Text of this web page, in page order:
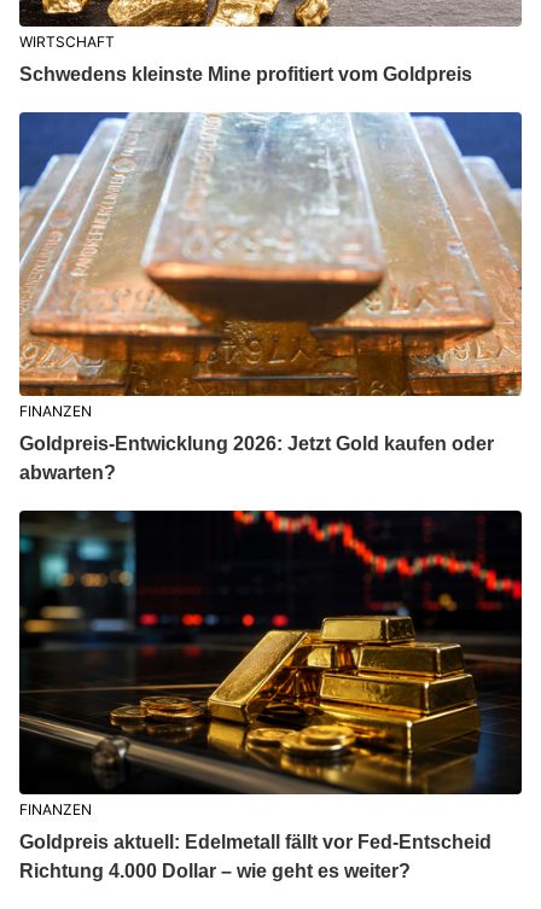
WIRTSCHAFT
Schwedens kleinste Mine profitiert vom Goldpreis
FINANZEN
Goldpreis-Entwicklung 2026: Jetzt Gold kaufen oder
abwarten?
FINANZEN
Goldpreis aktuell: Edelmetall fällt vor Fed-Entscheid
Richtung 4.000 Dollar – wie geht es weiter?